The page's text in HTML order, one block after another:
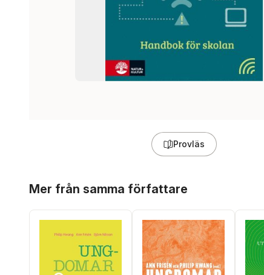
Provläs
Mer från samma författare